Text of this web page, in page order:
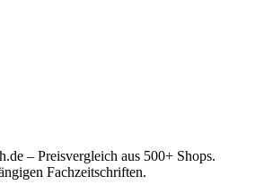
– Preisvergleich aus 500+ Shops.
Fachzeitschriften.